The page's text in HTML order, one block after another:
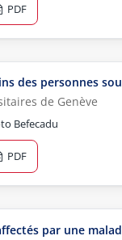
PDF
des personnes
de Genève
Befecadu
PDF
par une